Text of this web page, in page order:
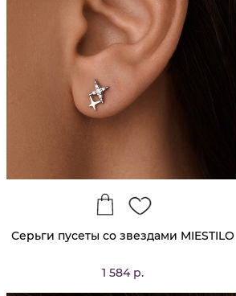
Серьги пусеты со звездами MIESTILO
1 584 р.